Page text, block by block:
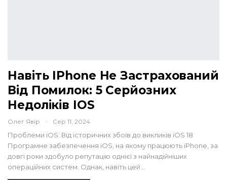
Навіть IPhone Не Застрахований
Від Помилок: 5 Серйозних
Недоліків IOS
Олег Явір Сер 11, 2024
Проблеми iOS: Від історичних збоїв до викликів iOS 18
Програмне забезпечення iOS, на якому працюють iPhone, за
довгі роки здобуло репутацію однієї з найнадійніших
операційних систем. Однак, навіть цей…